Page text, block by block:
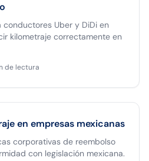
Uber y DiDi en
kilometraje correctamente en
de lectura
en empresas mexicanas
corporativas de reembolso
con legislación mexicana.